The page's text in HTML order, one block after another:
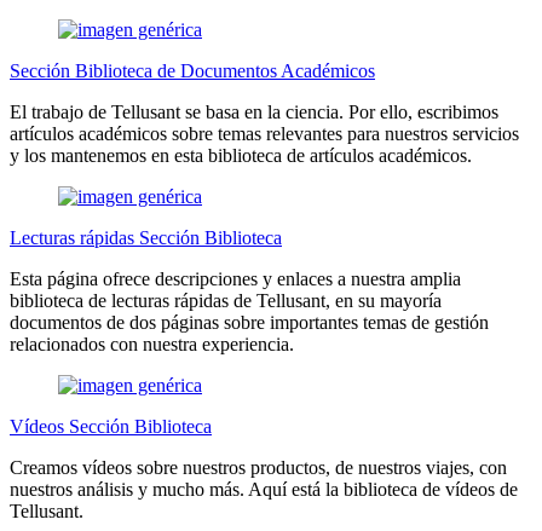
Sección Biblioteca de Documentos Académicos
El trabajo de Tellusant se basa en la ciencia. Por ello, escribimos
artículos académicos sobre temas relevantes para nuestros servicios
y los mantenemos en esta biblioteca de artículos académicos.
Lecturas rápidas Sección Biblioteca
Esta página ofrece descripciones y enlaces a nuestra amplia
biblioteca de lecturas rápidas de Tellusant, en su mayoría
documentos de dos páginas sobre importantes temas de gestión
relacionados con nuestra experiencia.
Vídeos Sección Biblioteca
Creamos vídeos sobre nuestros productos, de nuestros viajes, con
nuestros análisis y mucho más. Aquí está la biblioteca de vídeos de
Tellusant.